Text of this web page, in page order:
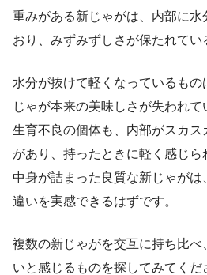
重みがある新じゃがは、内部に水
おり、みずみずしさが保たれてい
水分が抜けて軽くなっているも
じゃが本来の美味しさが失われて
生育不良の個体も、内部がスカス
があり、持ったときに軽く感じら
中身が詰まった良質な新じゃが
違いを実感できるはずです。
複数の新じゃがを交互に持ち比
いと感じるものを探してみてくだ